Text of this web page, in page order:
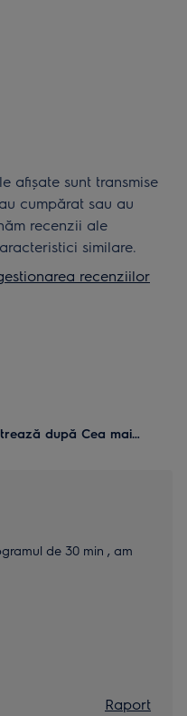
afișate sunt transmise
cumpărat sau au
recenzii ale
similare.
recenziilor
după Cea mai
de 30 min , am
Raport